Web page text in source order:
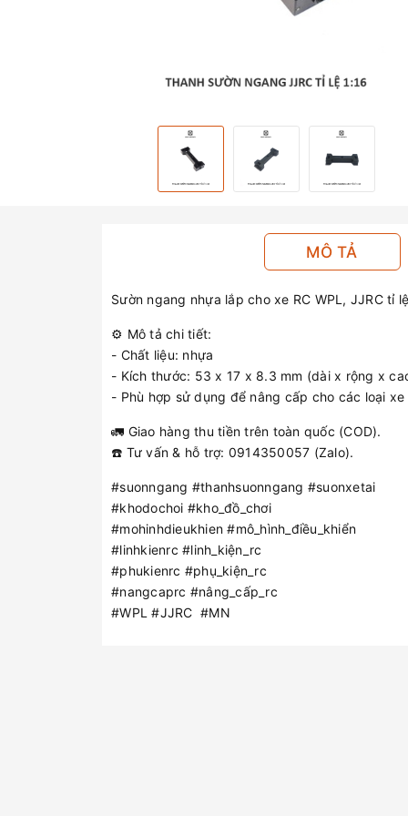
MÔ TẢ
Sườn ngang nhựa lắp cho xe RC WPL, JJRC tỉ
⚙️ Mô tả chi tiết:
- Chất liệu: nhựa
- Kích thước: 53 x 17 x 8.3 mm (dài x rộng x
- Phù hợp sử dụng để nâng cấp cho các loại xe
🚛 Giao hàng thu tiền trên toàn quốc (COD).
☎️ Tư vấn & hỗ trợ: 0914350057 (Zalo).
#suonngang #thanhsuonngang #suonxetai
#khodochoi #kho_đồ_chơi
#mohinhdieukhien #mô_hình_điều_khiển
#linhkienrc #linh_kiện_rc
#phukienrc #phụ_kiện_rc
#nangcaprc #nâng_cấp_rc
#WPL #JJRC #MN